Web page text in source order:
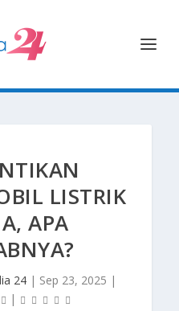
LISTRIK
APA
24 | Sep 23, 2025 |
|